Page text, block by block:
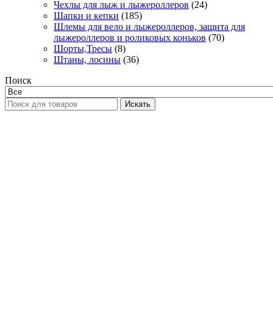
Чехлы для лыж и лыжероллеров (24)
Шапки и кепки (185)
Шлемы для вело и лыжероллеров, защита для
лыжероллеров и роликовых коньков (70)
Шорты,Тресы (8)
Штаны, лосины (36)
Поиск
Искать